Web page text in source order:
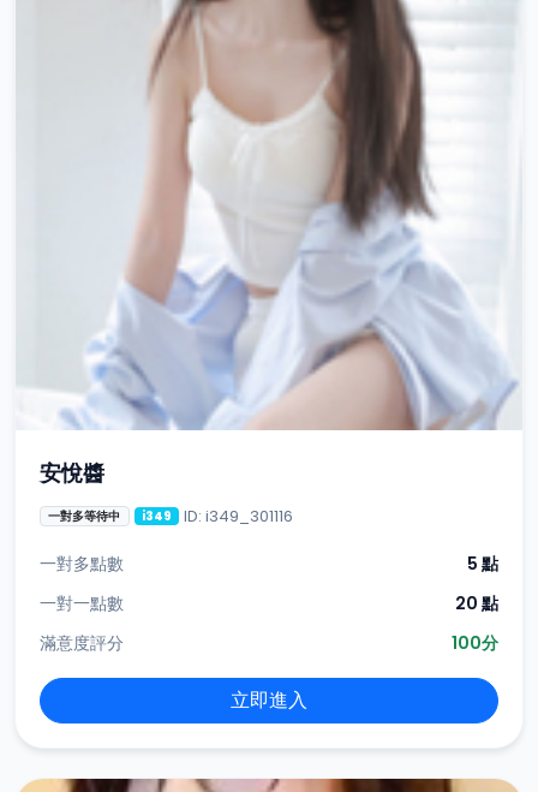
安悅醬
一對多等待中 i349 ID: i349_301116
一對多點數
5 點
一對一點數
20 點
滿意度評分
100分
立即進入